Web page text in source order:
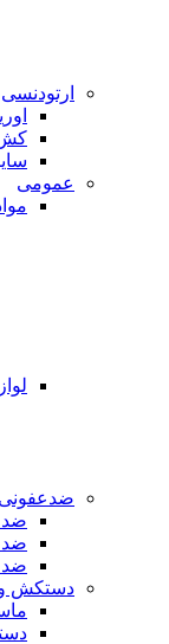
ارتودنسی
کش
عمومی
ضدعفونی
دستکش